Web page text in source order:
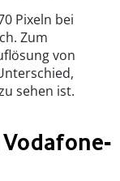
Pixeln bei
Zum
von
sehen ist.